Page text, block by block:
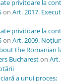
privitoare la
on Art. 2017.
privitoare la
on Art. 2009.
the Romanian
Buchareston Art.
a unui proces;